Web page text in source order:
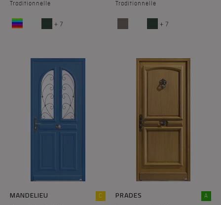
Traditionnelle
+ 7
Traditionnelle
+ 7
MANDELIEU C PRADES A